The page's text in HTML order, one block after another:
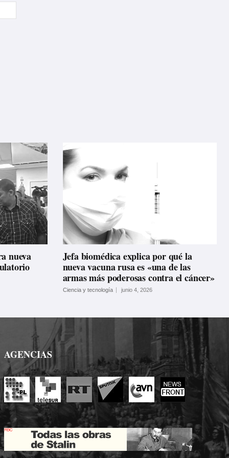
web:
nueva
Jefa biomédica explica por qué la
nueva vacuna rusa es «una de las
armas más poderosas contra el cáncer»
Ciencia y tecnología junio 4, 2026
AGENCIAS